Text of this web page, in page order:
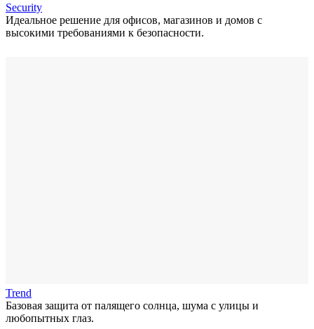
Security
Идеальное решение для офисов, магазинов и домов с
высокими требованиями к безопасности.
Trend
Базовая защита от палящего солнца, шума с улицы и
любопытных глаз.